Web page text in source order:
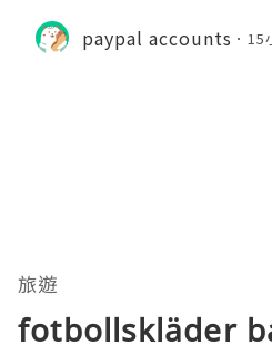
paypal accounts 15
旅遊
fotbollskläder